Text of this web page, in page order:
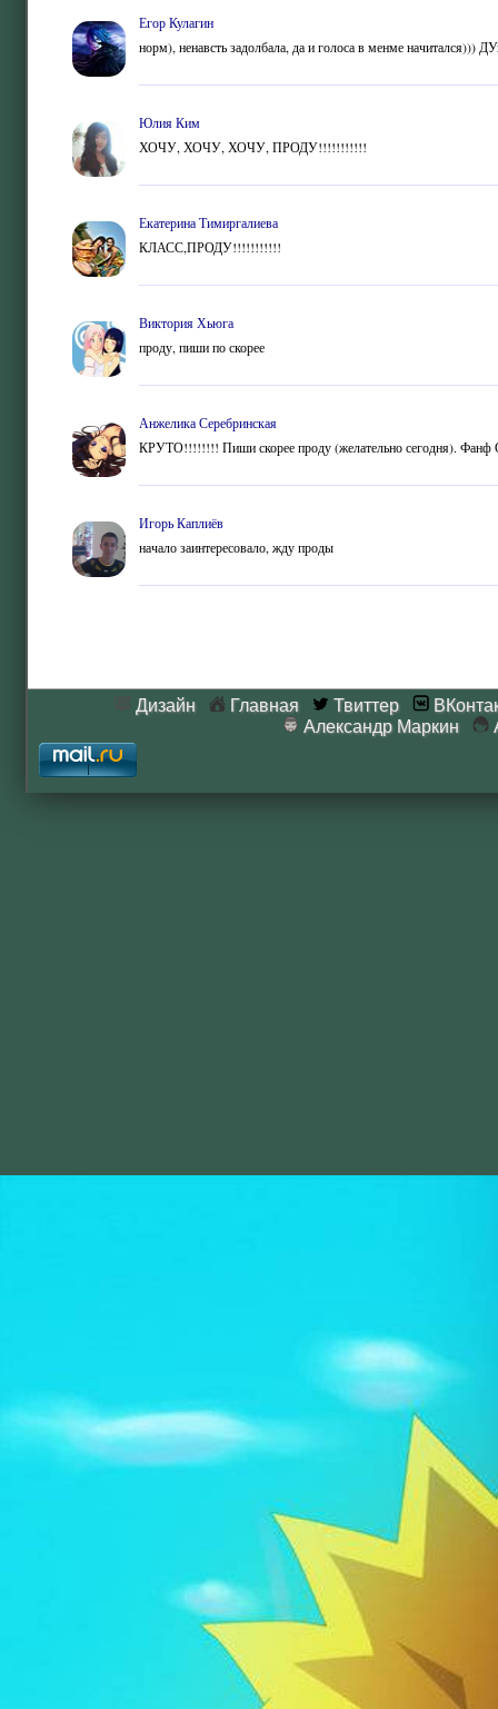
Егор Кулагин
норм), ненавсть задолбала, да и голоса в менме начитался)))
Юлия Ким
ХОЧУ, ХОЧУ, ХОЧУ, ПРОДУ!!!!!!!!!!!
Екатерина Тимиргалиева
КЛАСС,ПРОДУ!!!!!!!!!!!
Виктория Хьюга
проду, пиши по скорее
Анжелика Серебринская
КРУТО!!!!!!!! Пиши скорее проду (желательно сегодня). Фанф
Игорь Каплиёв
начало заинтересовало, жду проды
Дизайн Главная Твиттер
Александр Маркин